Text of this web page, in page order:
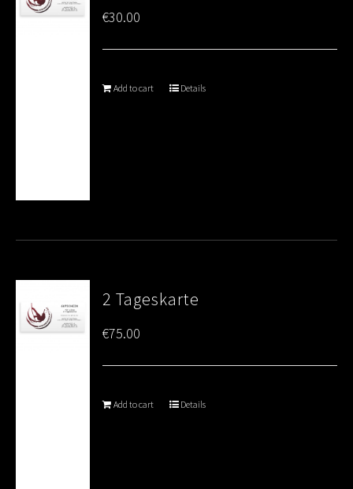
€30.00
Add to cart Details
2 Tageskarte
€75.00
Add to cart Details